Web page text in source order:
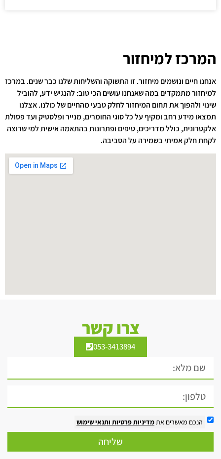
המרכז למיחזור
אנחנו חיים ונושמים מיחזור. זו התשוקה והשליחות שלנו כבר שנים. במרכז
למיחזור מתמקדים במה שאנחנו עושים הכי טוב: להנגיש ידע, להוביל
שינוי ולהפוך את תחום המיחזור לחלק טבעי מהחיים של כולנו. אצלנו
תמצאו מידע רחב ומקיף על כל סוגי החומרים, מנייר ופלסטיק ועד פסולת
אלקטרונית, כולל מדריכים, טיפים ופתרונות בהתאמה אישית למי שרוצה
לקחת חלק אמיתי בשמירה על הסביבה.
צרו קשר
053-3413894
הנכם מאשרים אתמדיניות פרטיות ותנאי שימוש
שליחה